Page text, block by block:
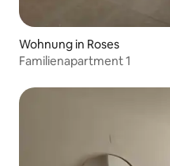
Wohnung in Roses
Familienapartment 1